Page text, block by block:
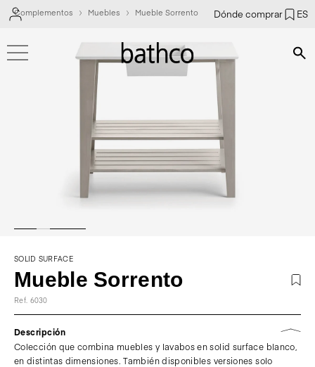
Dónde comprar ES
Complementos Muebles Mueble Sorrento
SOLID SURFACE
Mueble Sorrento
Ref. 6030
Descripción
Colección que combina muebles y lavabos en solid surface blanco,
en distintas dimensiones. También disponibles versiones solo